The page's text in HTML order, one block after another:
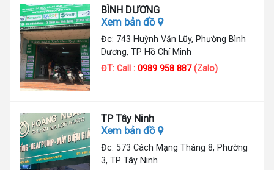
BÌNH DƯƠNG
Xem bản đồ
Đc: 743 Huỳnh Văn Lũy, Phường Bình
Dương, TP Hồ Chí Minh
ĐT: Call :0989 958 887(Zalo)
TP Tây Ninh
Xem bản đồ
Đc: 573 Cách Mạng Tháng 8, Phường
3, TP Tây Ninh